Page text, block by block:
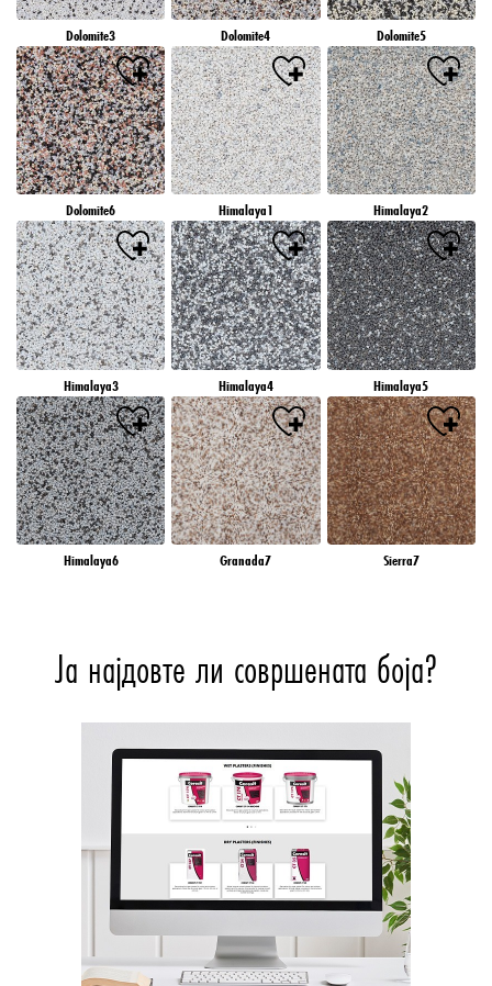
Dolomite3 Dolomite4 Dolomite5
Dolomite6 Himalaya1 Himalaya2
Himalaya3 Himalaya4 Himalaya5
Himalaya6 Granada7 Sierra7
Ја најдовте ли совршената боја?